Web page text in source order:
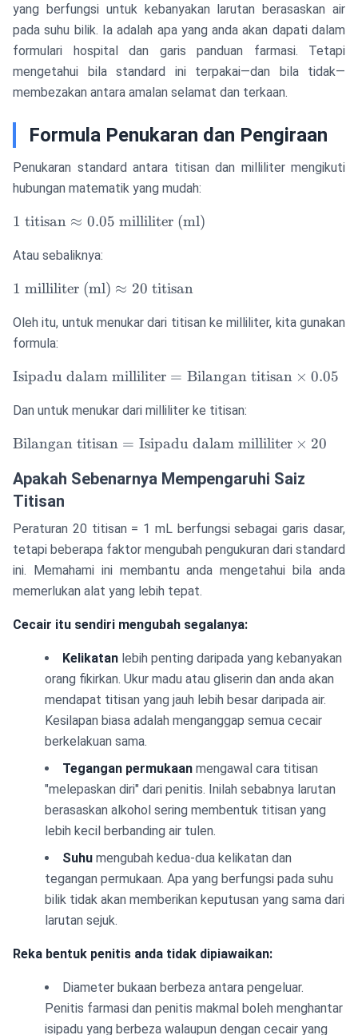
yang berfungsi untuk kebanyakan larutan berasaskan air
pada suhu bilik. Ia adalah apa yang anda akan dapati dalam
formulari hospital dan garis panduan farmasi. Tetapi
mengetahui bila standard ini terpakai—dan bila tidak—
membezakan antara amalan selamat dan terkaan.
Formula Penukaran dan Pengiraan
Penukaran standard antara titisan dan milliliter mengikuti
hubungan matematik yang mudah:
1 \text{
\approx
\text{
(ml)}
1 titisan ≈ 0.05 milliliter (ml)
Atau sebaliknya:
1 \text{
(ml)}
\approx
\text{
1 milliliter (ml) ≈ 20 titisan
Oleh itu, untuk menukar dari titisan ke milliliter, kita gunakan
formula:
\text{Isipadu
milliliter} =
titisan} \times
Isipadu dalam milliliter = Bilangan titisan × 0.05
Dan untuk menukar dari milliliter ke titisan:
\text{Bilangan
\text{Isipadu
dalam
\times 20
Bilangan titisan = Isipadu dalam milliliter × 20
Apakah Sebenarnya Mempengaruhi Saiz
Titisan
Peraturan 20 titisan = 1 mL berfungsi sebagai garis dasar,
tetapi beberapa faktor mengubah pengukuran dari standard
ini. Memahami ini membantu anda mengetahui bila anda
memerlukan alat yang lebih tepat.
Cecair itu sendiri mengubah segalanya:
Kelikatan lebih penting daripada yang kebanyakan
orang fikirkan. Ukur madu atau gliserin dan anda akan
mendapat titisan yang jauh lebih besar daripada air.
Kesilapan biasa adalah menganggap semua cecair
berkelakuan sama.
Tegangan permukaan mengawal cara titisan
"melepaskan diri" dari penitis. Inilah sebabnya larutan
berasaskan alkohol sering membentuk titisan yang
lebih kecil berbanding air tulen.
Suhu mengubah kedua-dua kelikatan dan
tegangan permukaan. Apa yang berfungsi pada suhu
bilik tidak akan memberikan keputusan yang sama dari
larutan sejuk.
Reka bentuk penitis anda tidak dipiawaikan:
Diameter bukaan berbeza antara pengeluar.
Penitis farmasi dan penitis makmal boleh menghantar
isipadu yang berbeza walaupun dengan cecair yang